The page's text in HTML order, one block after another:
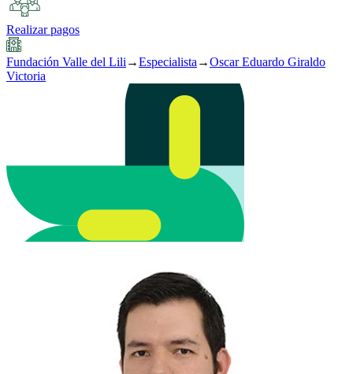
Realizar pagos
Fundación Valle del Lili →Especialista →Oscar Eduardo Giraldo
Victoria